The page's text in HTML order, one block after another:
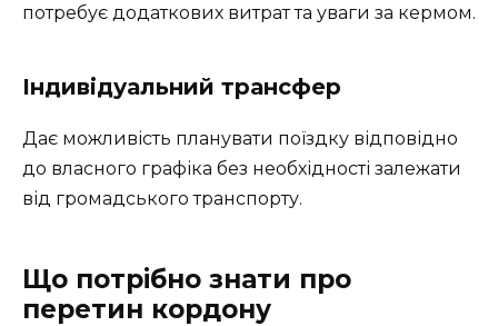
потребує додаткових витрат та уваги за кермом.
Індивідуальний трансфер
Дає можливість планувати поїздку відповідно
до власного графіка без необхідності залежати
від громадського транспорту.
Що потрібно знати про
перетин кордону